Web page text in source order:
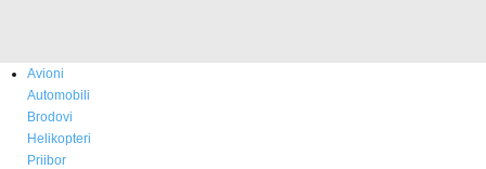
Aktuelno
ONLINE SHOP
Avioni
Automobili
Brodovi
Helikopteri
Priibor